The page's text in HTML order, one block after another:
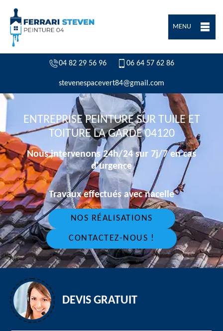
MENU
04 82 29 56 96 06 64 57 62 86
stevenespacevert84@gmail.com
ENTREPRISE PEINTURE SUR TUILE ET
TOITURE LA GARDE 04120
Nous intervenons 24h/24 sur 7j/7 en cas
d'urgence
Travaux effectués avec nacelle
NOS RÉALISATIONS
CONTACTEZ-NOUS !
DEVIS GRATUIT